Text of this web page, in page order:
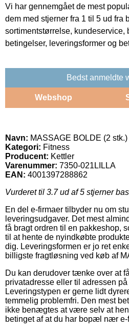
Vi har gennemgået de mest
dem med stjerner fra 1 til 5 ud fra
sortimentstørrelse, kundeservice,
betingelser, leveringsformer og
Bedst anmeldte
Webshop
Navn: MASSAGE BOLDE (2 stk.)
Kategori: Fitness
Producent: Kettler
Varenummer: 7350-021LILLA
EAN: 4001397288862
Vurderet til 3.7ud af 5 stjerner
En del e-firmaer tilbyder nu om
leveringsudgaver. Det mest
få bragt ordren til en pakkeshop,
til at hente de nyindkøbte
dig. Leveringsformen er jo ret
billigste fragtløsning ved køb af
Du kan derudover tænke over at
privatadresse eller til adressen
Leveringstypen er gerne lidt
temmelig problemfri. Den mest
ikke benægtes at være selv at
betinget af at du har bopæl nær e-